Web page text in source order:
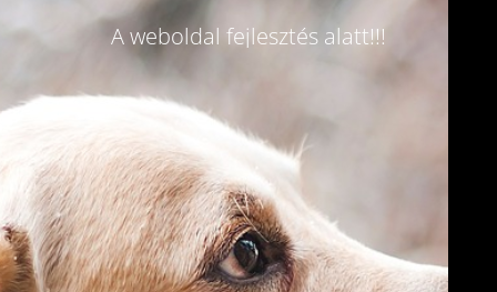
A weboldal fejlesztés alatt!!!